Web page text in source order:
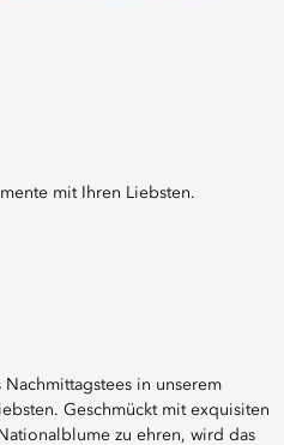
mit Ihren Liebsten.
in unserem
Geschmückt mit exquisiten
zu ehren, wird das